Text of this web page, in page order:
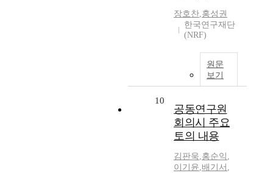
장호찬,홍성권
한국연구재단
(NRF)
원문
보기
10
공동연구원
회의시 주요
토의 내용
김판욱,홍순익 ,
이기윤,배기서 ,